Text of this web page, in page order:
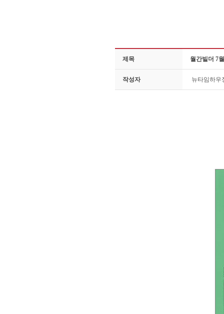
제목 월간빌더 7
작성자 뉴타임하우